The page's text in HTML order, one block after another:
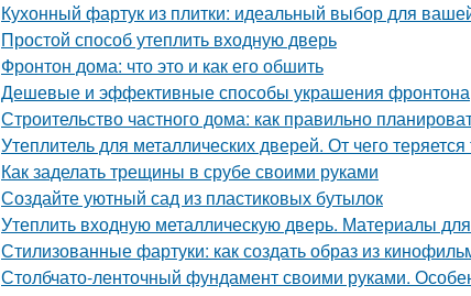
Кухонный фартук из плитки: идеальный выбор для
Простой способ утеплить входную дверь
Фронтон дома: что это и как его обшить
Дешевые и эффективные способы украшения фронтона
Строительство частного дома: как правильно
Утеплитель для металлических дверей. От чего теряется
Как заделать трещины в срубе своими руками
Создайте уютный сад из пластиковых бутылок
Утеплить входную металлическую дверь. Материалы
Стилизованные фартуки: как создать образ из
Столбчато-ленточный фундамент своими руками.